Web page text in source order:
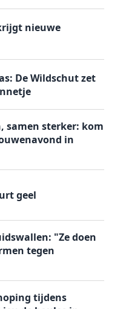
nieuwe
De Wildschut zet
samen sterker: kom
in
geel
"Ze doen
tegen
tijdens